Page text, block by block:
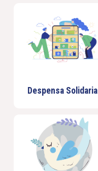
Despensa Solidaria